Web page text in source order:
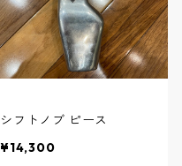
シフトノブ ピース
¥14,300